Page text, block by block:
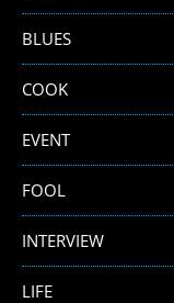
BLUES
COOK
EVENT
FOOL
INTERVIEW
LIFE